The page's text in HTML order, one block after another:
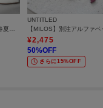
【至福の履き心地】’26春夏やみつきフラットパンプス
UNTITLED
¥2,475
50%OFF
さらに15%OFF